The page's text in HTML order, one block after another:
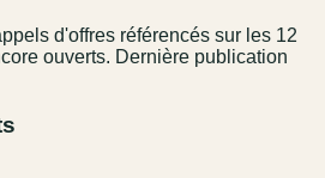
s d'offres référencés sur les 12
ouverts. Dernière publication